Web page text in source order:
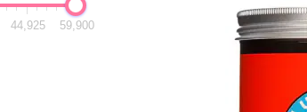
44,925 59,900